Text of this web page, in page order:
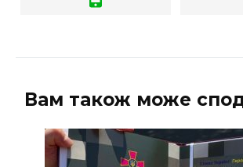
Вам також може